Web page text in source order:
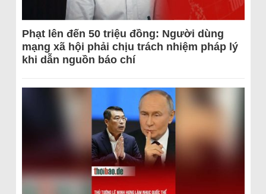
Phạt lên đến 50 triệu đồng: Người dùng
mạng xã hội phải chịu trách nhiệm pháp lý
khi dẫn nguồn báo chí